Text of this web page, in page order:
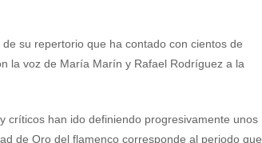
su repertorio que ha contado con cientos de
la voz de María Marín y Rafael Rodríguez a la
críticos han ido definiendo progresivamente unos
de Oro del flamenco corresponde al periodo que